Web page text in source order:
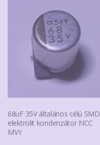
68uF 35V általános célú SMD
elektrolit kondenzátor NCC
MVY